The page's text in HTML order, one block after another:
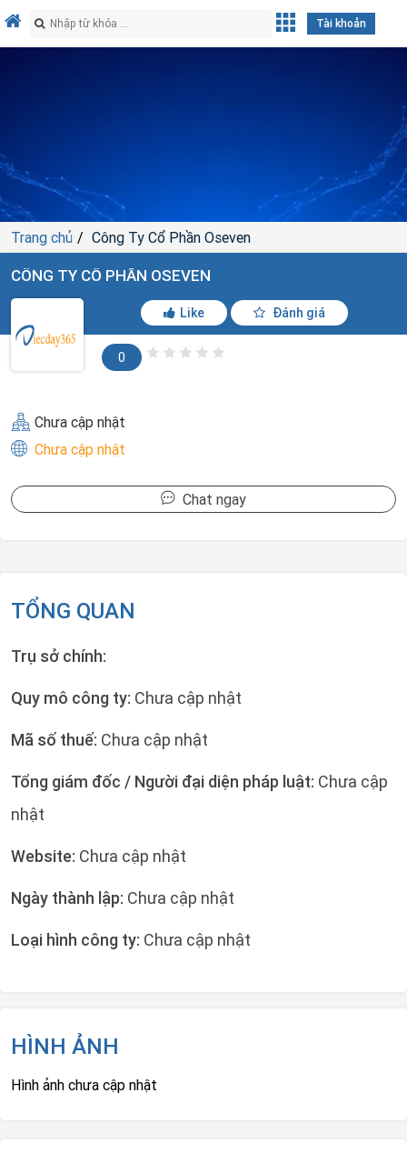
Tài khoản
Trang chủ Công Ty Cổ Phần Oseven
CÔNG TY CỔ PHẦN OSEVEN
Like Đánh giá
0
Chưa cập nhật
Chưa cập nhật
Chat ngay
TỔNG QUAN
Trụ sở chính:
Quy mô công ty: Chưa cập nhật
Mã số thuế: Chưa cập nhật
Tổng giám đốc / Người đại diện pháp luật: Chưa cập
nhật
Website: Chưa cập nhật
Ngày thành lập: Chưa cập nhật
Loại hình công ty: Chưa cập nhật
HÌNH ẢNH
Hình ảnh chưa cập nhật